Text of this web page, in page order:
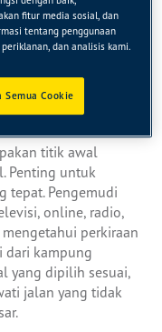
terbukti mampu
otak agar tetap
berikut adalah
titik awal
Penting untuk
tepat. Pengemudi
online, radio,
perkiraan
dari kampung
yang dipilih sesuai,
jalan yang tidak
fitur media sosial, dan
tentang penggunaan
dan analisis kami.
Semua Cookie